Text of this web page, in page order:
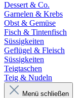
Dessert & Co.
Garnelen & Krebs
Obst & Gemüse
Fisch & Tintenfisch
Süssigkeiten
Geflügel & Fleisch
Süssigkeiten
Teigtaschen
Teig & Nudeln
Menü schließen